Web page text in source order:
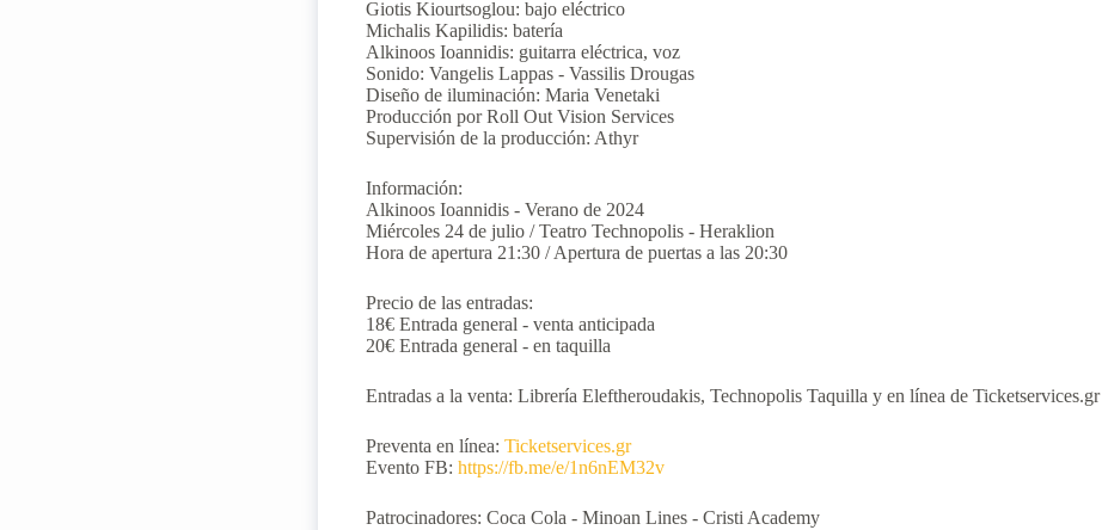
Giotis Kiourtsoglou: bajo eléctrico
Michalis Kapilidis: batería
Alkinoos Ioannidis: guitarra eléctrica, voz
Sonido: Vangelis Lappas - Vassilis Drougas
Diseño de iluminación: Maria Venetaki
Producción por Roll Out Vision Services
Supervisión de la producción: Athyr
Información:
Alkinoos Ioannidis - Verano de 2024
Miércoles 24 de julio / Teatro Technopolis - Heraklion
Hora de apertura 21:30 / Apertura de puertas a las 20:30
Precio de las entradas:
18€ Entrada general - venta anticipada
20€ Entrada general - en taquilla
Entradas a la venta: Librería Eleftheroudakis, Technopolis Taquilla y en línea de Ticketservices.gr
Preventa en línea:Ticketservices.gr
Evento FB:https://fb.me/e/1n6nEM32v
Patrocinadores: Coca Cola - Minoan Lines - Cristi Academy